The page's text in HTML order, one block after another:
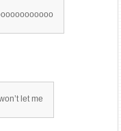
let me